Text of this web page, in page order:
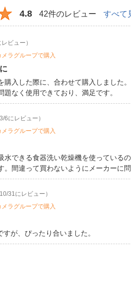
4.8 42件のレビュー すべて
ビュー）
メラグループで購入
入した際に、合わせて購入しました。
なく使用できており、満足です。
6にレビュー）
メラグループで購入
水できる食器洗い乾燥機を使っている
。間違って買わないようにメーカーに
31にレビュー）
メラグループで購入
が、ぴったり合いました。